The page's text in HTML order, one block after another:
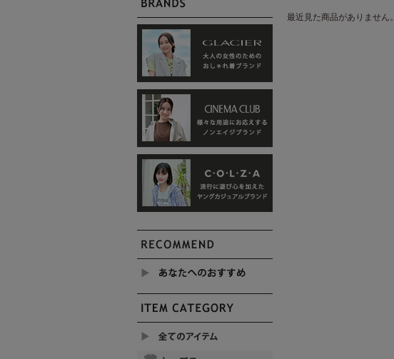
最近見た商品がありません。